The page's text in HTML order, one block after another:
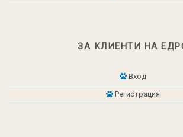
ЗА КЛИЕНТИ НА
Вход
Регистрация